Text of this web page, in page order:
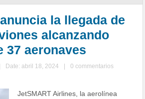
la llegada de
alcanzando
37 aeronaves
Date: abril 18, 2024
0 commentarios
JetSMART Airlines, la aerolínea